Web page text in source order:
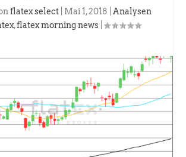
flatex select| Mai 1, 2018
Analysen
,flatex morning news|